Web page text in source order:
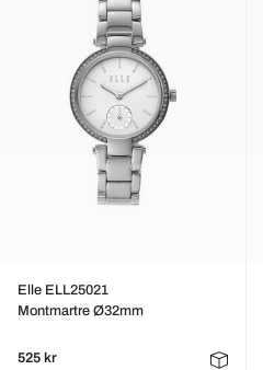
Elle ELL25021
Montmartre Ø32mm
525 kr